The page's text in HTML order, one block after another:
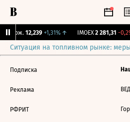
Бирж. 12,239 +1,31%↑ IMOEX 2 281,31 -
Ситуация на топливном рынке:
Подписка
Реклама
РФРИТ